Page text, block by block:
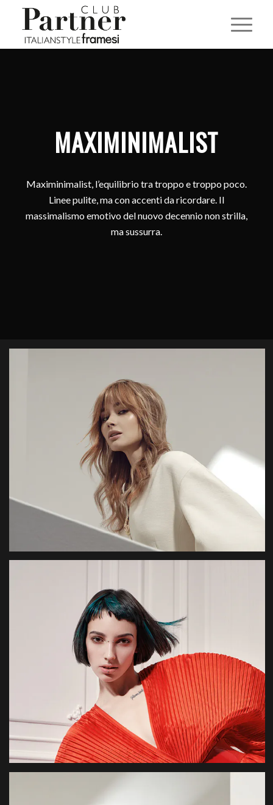
MAXIMINIMALIST
Maximinimalist, l’equilibrio tra troppo e troppo poco.
Linee pulite, ma con accenti da ricordare. Il
massimalismo emotivo del nuovo decennio non strilla,
ma sussurra.